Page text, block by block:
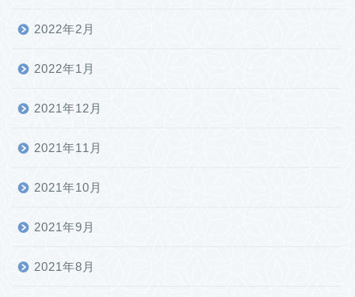
2022年2月
2022年1月
2021年12月
2021年11月
2021年10月
2021年9月
2021年8月